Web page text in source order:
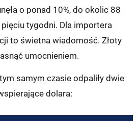
o ponad 10%, do okolic 88
tygodni. Dla importera
to świetna wiadomość. Złoty
umocnieniem.
samym czasie odpaliły dwie
dolara: